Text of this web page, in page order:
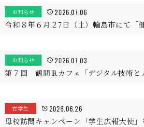
お知らせ 2026.07.06
令和８年６月２7日（土）輪島市にて「
お知らせ 2026.07.03
第７回 鶴間Ｒカフェ「デジタル技術と
在学生 2026.06.26
母校訪問キャンペーン「学生広報大使」